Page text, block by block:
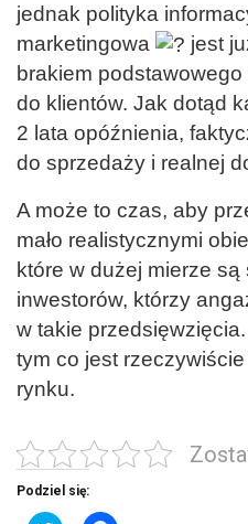
jednak polityka
marketingowa
jest
brakiem
do klientów. Jak dotąd
2 lata opóźnienia,
do sprzedaży i realnej
A może to czas, aby
mało realistycznymi
które w dużej mierze
inwestorów, którzy
w takie
tym co jest
rynku.
Podziel się: